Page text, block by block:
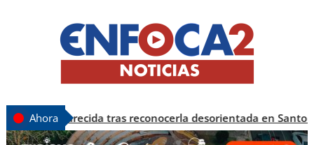
Ahoratras reconocerla desorientada en Santo Domingo